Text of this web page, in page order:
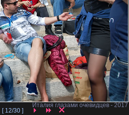
Италия глазами очевидцев - 2017
[ 12/30 ]